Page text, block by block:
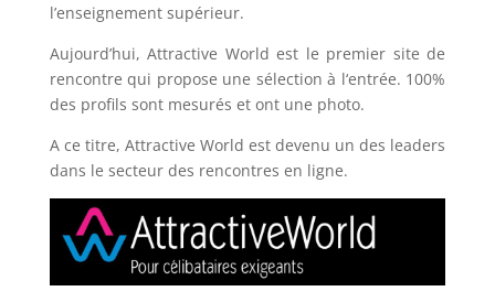
l’enseignement supérieur.
Aujourd’hui, Attractive World est le premier site de
rencontre qui propose une sélection à l‘entrée. 100%
des profils sont mesurés et ont une photo.
A ce titre, Attractive World est devenu un des leaders
dans le secteur des rencontres en ligne.